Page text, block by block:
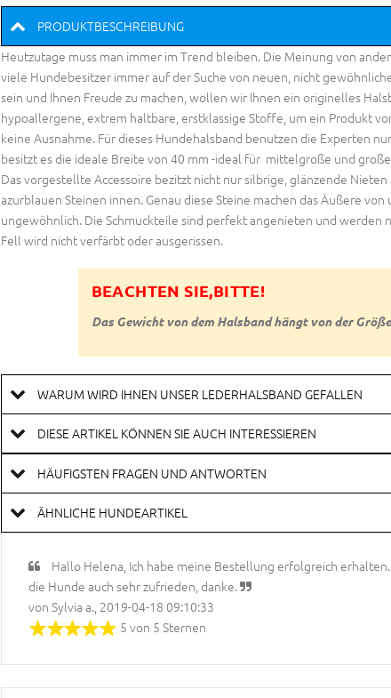
PRODUKTBESCHREIBUNG
Heutzutage muss man immer im Trend bleiben. Die Meinung von
viele Hundebesitzer immer auf der Suche von neuen, nicht
sein und Ihnen Freude zu machen, wollen wir Ihnen ein originelles
hypoallergene, extrem haltbare, erstklassige Stoffe, um ein Produkt
keine Ausnahme. Für dieses Hundehalsband benutzen die Experten
besitzt es die ideale Breite von 40 mm -ideal für mittelgroße und
Das vorgestellte Accessoire bezitzt nicht nur silbrige, glänzende
azurblauen Steinen innen. Genau diese Steine machen das Äußere
ungewöhnlich. Die Schmuckteile sind perfekt angenieten und werden
Fell wird nicht verfärbt oder ausgerissen.
BEACHTEN SIE,BITTE!
Das Gewicht von dem Halsband hängt von der
WARUM WIRD IHNEN UNSER LEDERHALSBAND GEFALLEN
DIESE ARTIKEL KÖNNEN SIE AUCH INTERESSIEREN
HÄUFIGSTEN FRAGEN UND ANTWORTEN
ÄHNLICHE HUNDEARTIKEL
Hallo Helena, Ich habe meine Bestellung erfolgreich
die Hunde auch sehr zufrieden, danke.
von Sylvia a., 2019-04-18 09:10:33
5 von 5 Sternen